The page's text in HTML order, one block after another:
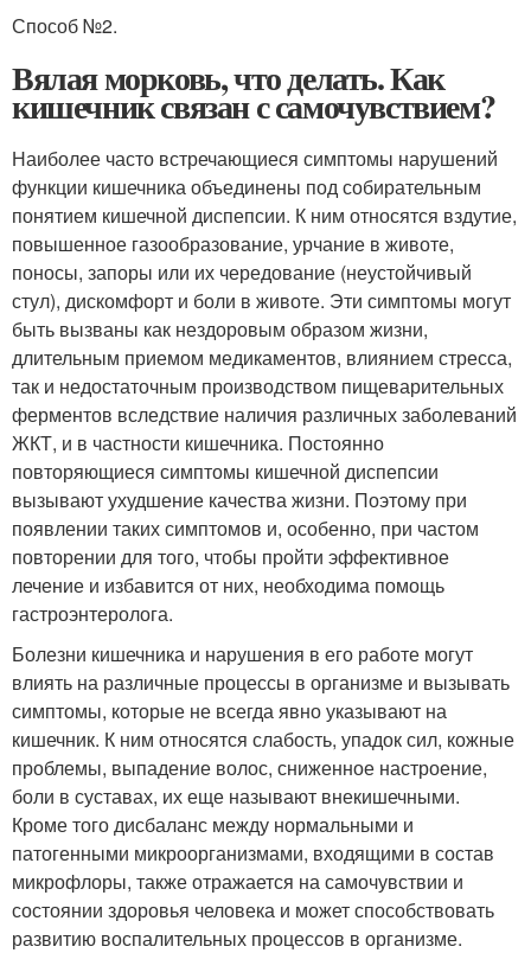
Способ №2.
Вялая морковь, что делать. Как
кишечник связан с самочувствием?
Наиболее часто встречающиеся симптомы нарушений
функции кишечника объединены под собирательным
понятием кишечной диспепсии. К ним относятся вздутие,
повышенное газообразование, урчание в животе,
поносы, запоры или их чередование (неустойчивый
стул), дискомфорт и боли в животе. Эти симптомы могут
быть вызваны как нездоровым образом жизни,
длительным приемом медикаментов, влиянием стресса,
так и недостаточным производством пищеварительных
ферментов вследствие наличия различных заболеваний
ЖКТ, и в частности кишечника. Постоянно
повторяющиеся симптомы кишечной диспепсии
вызывают ухудшение качества жизни. Поэтому при
появлении таких симптомов и, особенно, при частом
повторении для того, чтобы пройти эффективное
лечение и избавится от них, необходима помощь
гастроэнтеролога.
Болезни кишечника и нарушения в его работе могут
влиять на различные процессы в организме и вызывать
симптомы, которые не всегда явно указывают на
кишечник. К ним относятся слабость, упадок сил, кожные
проблемы, выпадение волос, сниженное настроение,
боли в суставах, их еще называют внекишечными.
Кроме того дисбаланс между нормальными и
патогенными микроорганизмами, входящими в состав
микрофлоры, также отражается на самочувствии и
состоянии здоровья человека и может способствовать
развитию воспалительных процессов в организме.